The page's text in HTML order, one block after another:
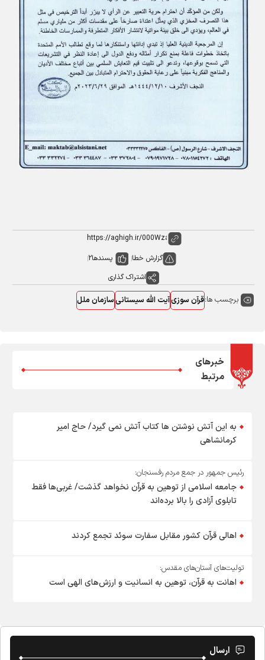
گزارش خطا پسندها2
اشتراک گذاری
برچسب ها:قرآن سوزیآیت الله سیستانیسازمان ملل
خبرهای
مرتبط
به این آتش نوشتن ها کتاب آتش نمی گیرد/ حاج امیر
کرمانشاهی
رئیس جمهور در جمع مردم رفسنجان:
جامعه اسلامی از توهین به قرآن نخواهد گذشت/ غربی‌ها فقط
تابلوی آزادی را بالا برده‌اند
اهالی قرآن کشور مقابل سفارت سوئد تجمع کردند
تولیت‌های آستان‌های مقدس:
اهانت به قرآن، توهین به انسانیت و ارزش‌های الهی است
ارسال